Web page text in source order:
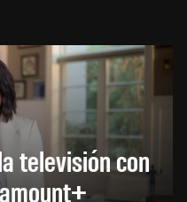
televisión con